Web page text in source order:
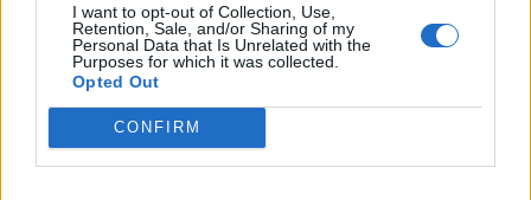
I want to opt-out of Collection, Use,
Retention, Sale, and/or Sharing of my
Personal Data that Is Unrelated with the
Purposes for which it was collected.
Opted Out
CONFIRM